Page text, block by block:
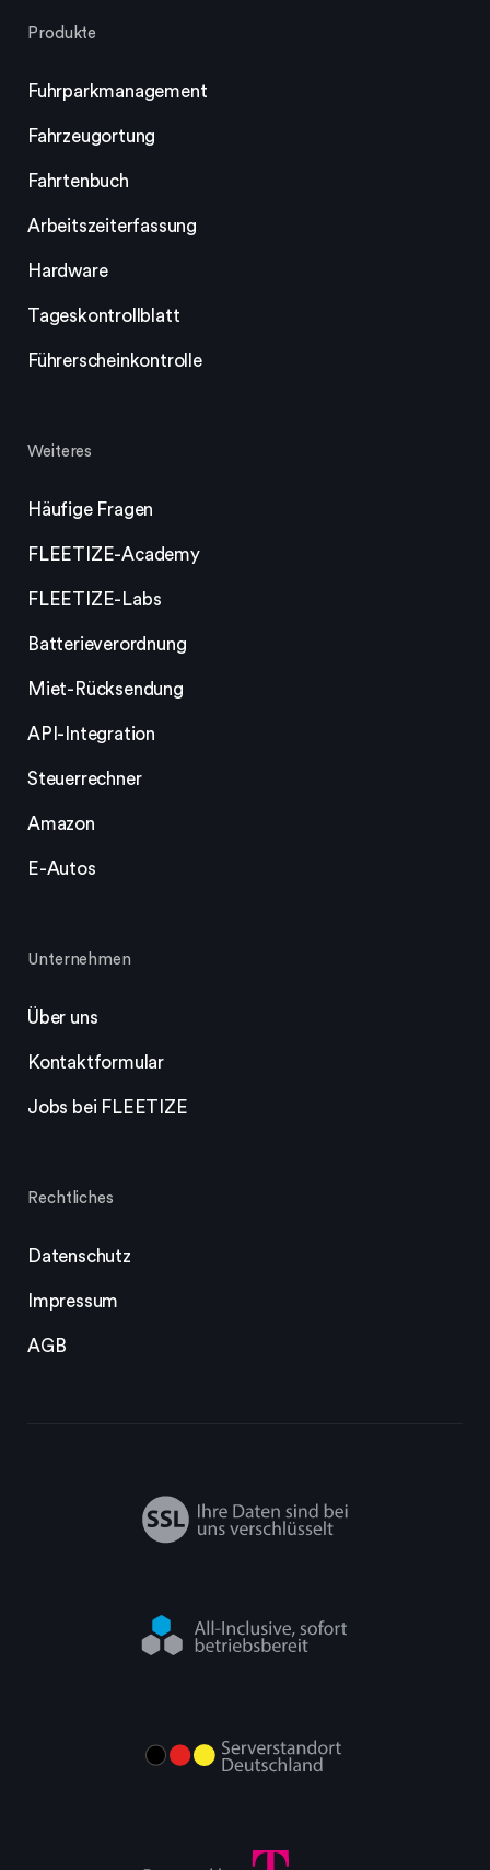
Produkte
Fuhrparkmanagement
Fahrzeugortung
Fahrtenbuch
Arbeitszeiterfassung
Hardware
Tageskontrollblatt
Führerscheinkontrolle
Weiteres
Häufige Fragen
FLEETIZE-Academy
FLEETIZE-Labs
Batterieverordnung
Miet-Rücksendung
API-Integration
Steuerrechner
Amazon
E-Autos
Unternehmen
Über uns
Kontaktformular
Jobs bei FLEETIZE
Rechtliches
Datenschutz
Impressum
AGB